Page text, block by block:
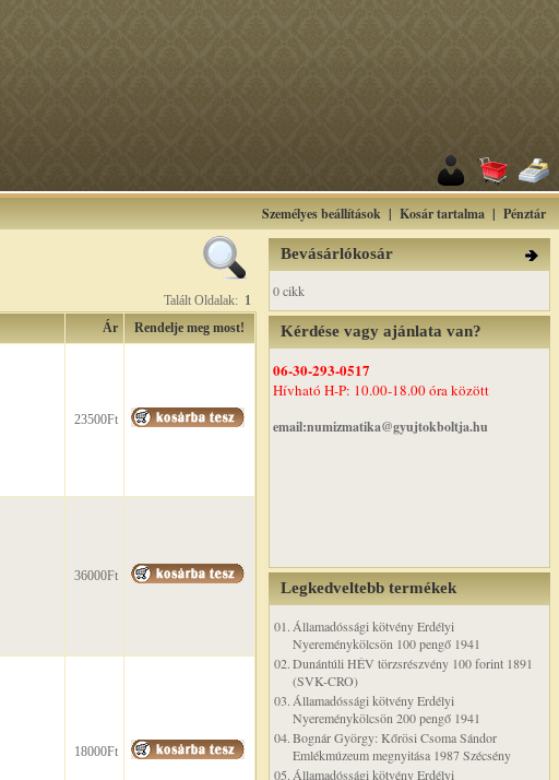
Személyes beállítások | Kosár tartalma | Pénztár
Talált Oldalak: 1
Ár Rendelje meg most!
23500Ft
36000Ft
18000Ft
Bevásárlókosár
0 cikk
Kérdése vagy ajánlata van?
06-30-293-0517
Hívható H-P: 10.00-18.00 óra között
email:numizmatika@gyujtokboltja.hu
Legkedveltebb termékek
01. Államadóssági kötvény Erdélyi
Nyereménykölcsön 100 pengő 1941
02.Dunántúli HÉV törzsrészvény 100 forint 1891
(SVK-CRO)
03. Államadóssági kötvény Erdélyi
Nyereménykölcsön 200 pengő 1941
04.Bognár György: Kőrösi Csoma Sándor
Emlékmúzeum megnyitása 1987 Szécsény
05. Államadóssági kötvény Erdélyi